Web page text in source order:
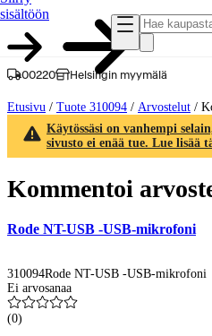
sisältöön
00220 Helsingin myymälä
Etusivu / Tuote 310094 / Arvostelut /
Käytössäsi on vanhempi
sivusto ei enää tue. Lue lisää
Kommentoi
Rode NT-USB -USB-mikrofoni
310094Rode NT-USB -USB-mikrofoni
Ei arvosanaa
(0)